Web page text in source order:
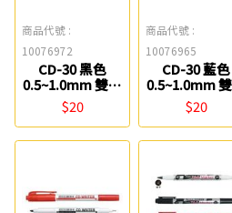
商品代號 :
10076972
CD-30 黑色
0.5~1.0mm 雙頭
光碟筆 雄獅
$20
商品代號 :
10076965
CD-30 藍色
0.5~1.0mm
光碟筆 雄獅
$20